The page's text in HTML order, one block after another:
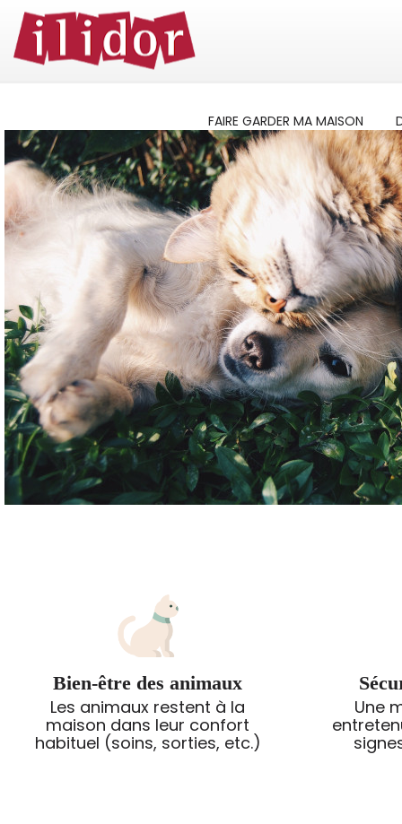
FAIRE GARDER MA MAISON
Bien-être des animaux
Les animaux restent à la
maison dans leur confort
habituel (soins, sorties, etc.)
Une